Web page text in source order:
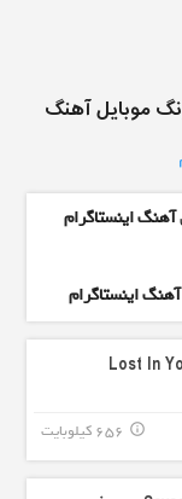
موبایل آهنگ
آهنگ اینستاگرام
آهنگ اینستاگرام
656 کیلوبایت info_outline